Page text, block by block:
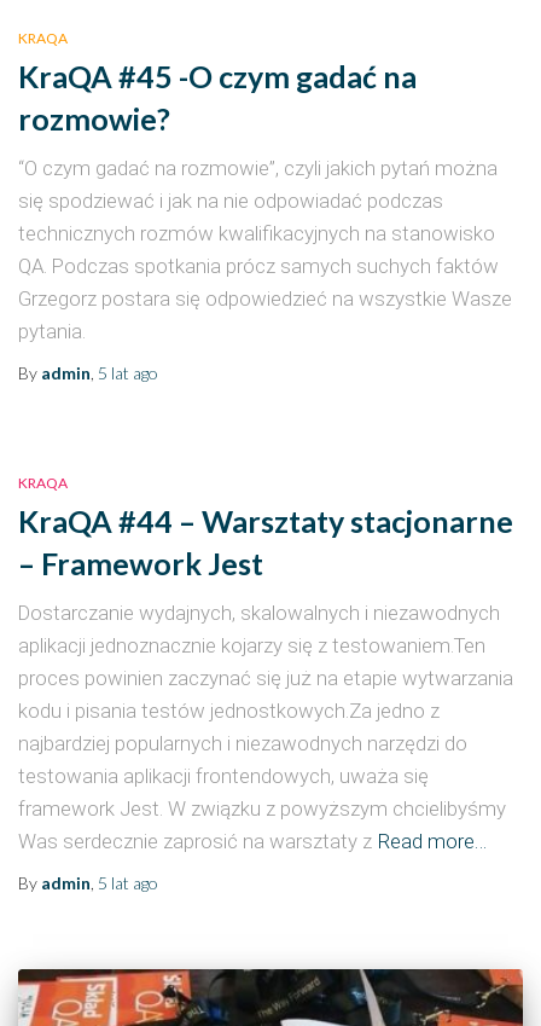
KRAQA
KraQA #45 -O czym gadać na
rozmowie?
“O czym gadać na rozmowie”, czyli jakich pytań można
się spodziewać i jak na nie odpowiadać podczas
technicznych rozmów kwalifikacyjnych na stanowisko
QA. Podczas spotkania prócz samych suchych faktów
Grzegorz postara się odpowiedzieć na wszystkie Wasze
pytania.
By admin, 5 lat ago
KRAQA
KraQA #44 – Warsztaty stacjonarne
– Framework Jest
Dostarczanie wydajnych, skalowalnych i niezawodnych
aplikacji jednoznacznie kojarzy się z testowaniem.Ten
proces powinien zaczynać się już na etapie wytwarzania
kodu i pisania testów jednostkowych.Za jedno z
najbardziej popularnych i niezawodnych narzędzi do
testowania aplikacji frontendowych, uważa się
framework Jest. W związku z powyższym chcielibyśmy
Was serdecznie zaprosić na warsztaty z Read more…
By admin, 5 lat ago